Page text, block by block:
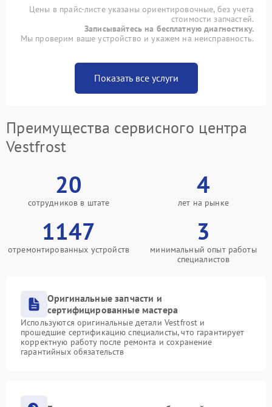
Цены в прайс-листе указаны ориентировочные, без учета
стоимости запчастей.
Записывайтесь на бесплатную диагностику.
Мы проверим ваше устройство и укажем на неисправность.
Показать все услуги
Преимущества сервисного центра
Vestfrost
20
сотрудников в штате
4
лет на рынке
1147
отремонтированных устройств
3
минимальный опыт работы
специалистов
Оригинальные запчасти и
сертифицированные мастера
Используются оригинальные детали Vestfrost и
прошедшие сертификацию специалисты, что гарантирует
корректную работу после ремонта и сохранение
гарантийных обязательств